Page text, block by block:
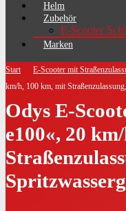
Helm
Zubehör
E-Scooter
Marken
Start E-Scooter mit
km/h, 100 km, mit
Odys E-
e100«, 20